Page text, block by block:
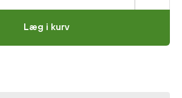
Læg i kurv